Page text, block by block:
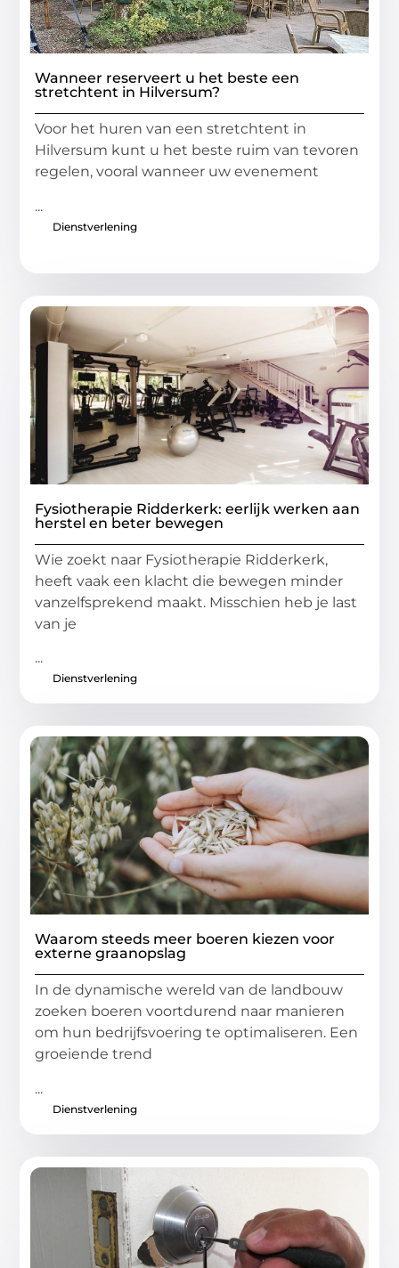
Wanneer reserveert u het beste een
stretchtent in Hilversum?
Voor het huren van een stretchtent in
Hilversum kunt u het beste ruim van tevoren
regelen, vooral wanneer uw evenement
...
Dienstverlening
Fysiotherapie Ridderkerk: eerlijk werken aan
herstel en beter bewegen
Wie zoekt naar Fysiotherapie Ridderkerk,
heeft vaak een klacht die bewegen minder
vanzelfsprekend maakt. Misschien heb je last
van je
...
Dienstverlening
Waarom steeds meer boeren kiezen voor
externe graanopslag
In de dynamische wereld van de landbouw
zoeken boeren voortdurend naar manieren
om hun bedrijfsvoering te optimaliseren. Een
groeiende trend
...
Dienstverlening